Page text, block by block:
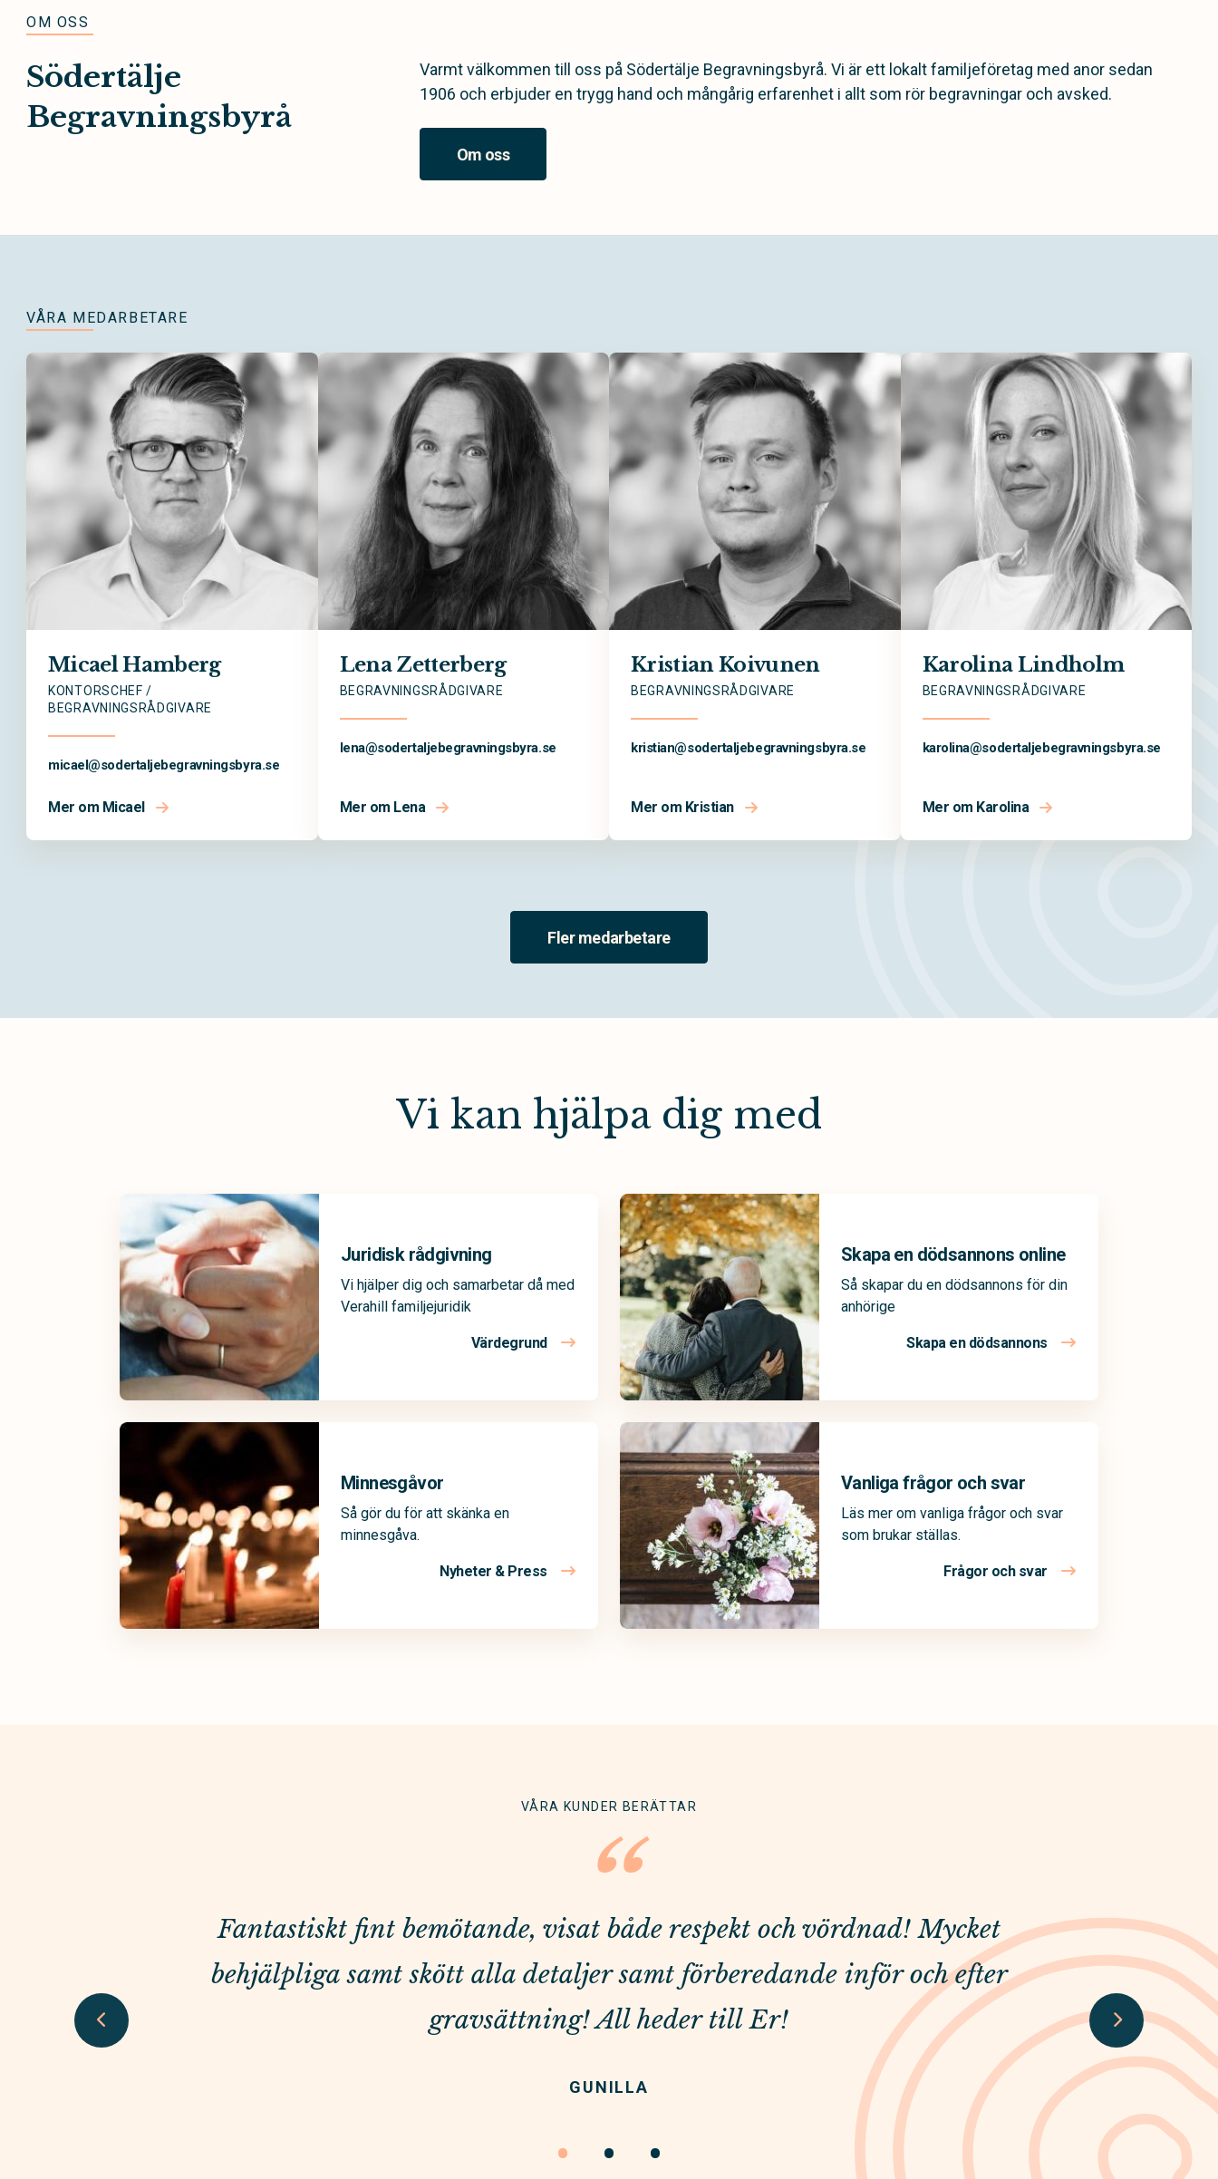
OM OSS
Södertälje
Begravningsbyrå
Varmt välkommen till oss på Södertälje Begravningsbyrå. Vi är ett lokalt familjeföretag med anor sedan
1906 och erbjuder en trygg hand och mångårig erfarenhet i allt som rör begravningar och avsked.
Om oss
VÅRA MEDARBETARE
Micael Hamberg
KONTORSCHEF /
BEGRAVNINGSRÅDGIVARE
micael@sodertaljebegravningsbyra.se
Mer om Micael
Lena Zetterberg
BEGRAVNINGSRÅDGIVARE
lena@sodertaljebegravningsbyra.se
Mer om Lena
Kristian Koivunen
BEGRAVNINGSRÅDGIVARE
kristian@sodertaljebegravningsbyra.se
Mer om Kristian
Karolina Lindholm
BEGRAVNINGSRÅDGIVARE
karolina@sodertaljebegravningsbyra.se
Mer om Karolina
Fler medarbetare
Vi kan hjälpa dig med
Juridisk rådgivning
Vi hjälper dig och samarbetar då med
Verahill familjejuridik
Värdegrund
Skapa en dödsannons online
Så skapar du en dödsannons för din
anhörige
Skapa en dödsannons
Minnesgåvor
Så gör du för att skänka en
minnesgåva.
Nyheter & Press
Vanliga frågor och svar
Läs mer om vanliga frågor och svar
som brukar ställas.
Frågor och svar
VÅRA KUNDER BERÄTTAR
“
Fantastiskt fint bemötande, visat både respekt och vördnad! Mycket
behjälpliga samt skött alla detaljer samt förberedande inför och efter
gravsättning! All heder till Er!
GUNILLA
Varmt och
• • •